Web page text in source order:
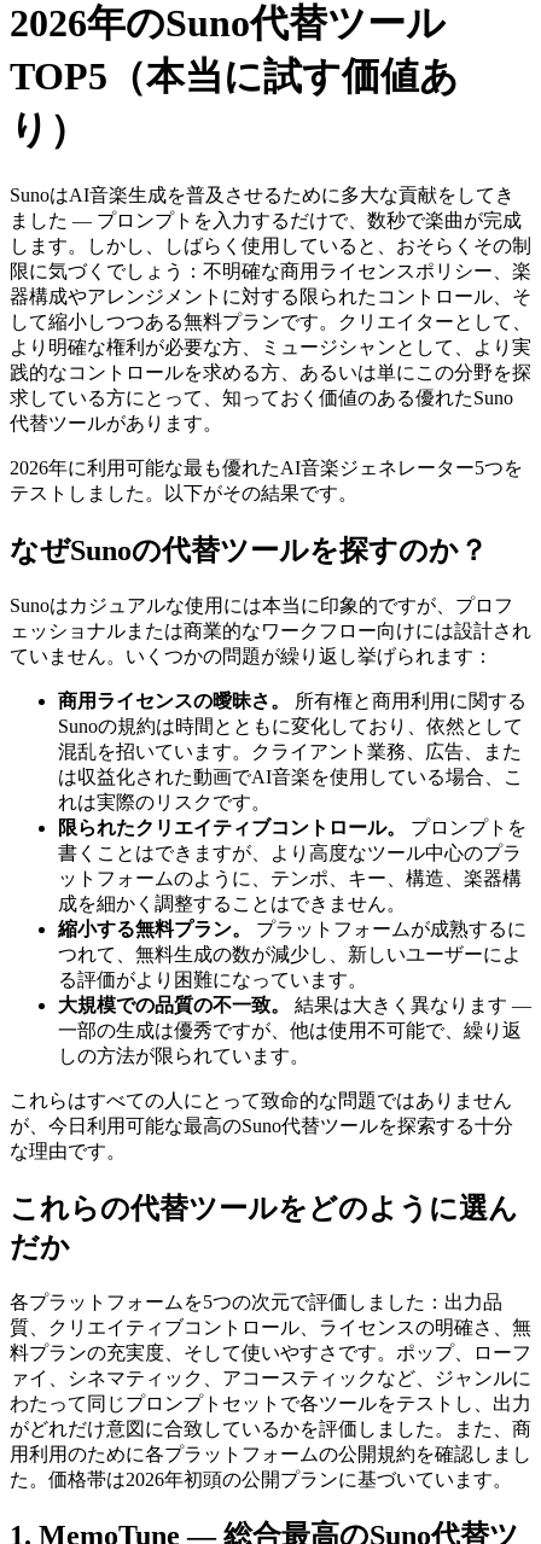
2026年のSuno代替ツール
TOP5（本当に試す価値あ
り）
SunoはAI音楽生成を普及させるために多大な貢献をしてき
ました — プロンプトを入力するだけで、数秒で楽曲が完成
します。しかし、しばらく使用していると、おそらくその制
限に気づくでしょう：不明確な商用ライセンスポリシー、楽
器構成やアレンジメントに対する限られたコントロール、そ
して縮小しつつある無料プランです。クリエイターとして、
より明確な権利が必要な方、ミュージシャンとして、より実
践的なコントロールを求める方、あるいは単にこの分野を探
求している方にとって、知っておく価値のある優れたSuno
代替ツールがあります。
2026年に利用可能な最も優れたAI音楽ジェネレーター5つを
テストしました。以下がその結果です。
なぜSunoの代替ツールを探すのか？
Sunoはカジュアルな使用には本当に印象的ですが、プロフ
ェッショナルまたは商業的なワークフロー向けには設計され
ていません。いくつかの問題が繰り返し挙げられます：
商用ライセンスの曖昧さ。
所有権と商用利用に関する
Sunoの規約は時間とともに変化しており、依然として
混乱を招いています。クライアント業務、広告、また
は収益化された動画でAI音楽を使用している場合、こ
れは実際のリスクです。
限られたクリエイティブコントロール。
プロンプトを
書くことはできますが、より高度なツール中心のプラ
ットフォームのように、テンポ、キー、構造、楽器構
成を細かく調整することはできません。
縮小する無料プラン。
プラットフォームが成熟するに
つれて、無料生成の数が減少し、新しいユーザーによ
る評価がより困難になっています。
大規模での品質の不一致。
結果は大きく異なります —
一部の生成は優秀ですが、他は使用不可能で、繰り返
しの方法が限られています。
これらはすべての人にとって致命的な問題ではありません
が、今日利用可能な最高のSuno代替ツールを探索する十分
な理由です。
これらの代替ツールをどのように選ん
だか
各プラットフォームを5つの次元で評価しました：出力品
質、クリエイティブコントロール、ライセンスの明確さ、無
料プランの充実度、そして使いやすさです。ポップ、ローフ
ァイ、シネマティック、アコースティックなど、ジャンルに
わたって同じプロンプトセットで各ツールをテストし、出力
がどれだけ意図に合致しているかを評価しました。また、商
用利用のために各プラットフォームの公開規約を確認しまし
た。価格帯は2026年初頭の公開プランに基づいています。
1. MemoTune — 総合最高のSuno代替ツ